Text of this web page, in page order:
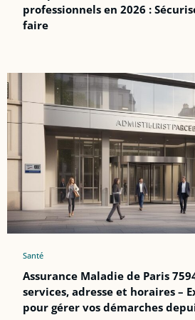
professionnels en 2026 :
faire
Santé
Assurance Maladie de Paris
services, adresse et horaires –
pour gérer vos démarches